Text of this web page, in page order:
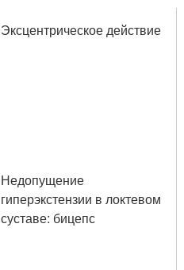
Эксцентрическое действие
Недопущение
гиперэкстензии в локтевом
суставе: бицепс